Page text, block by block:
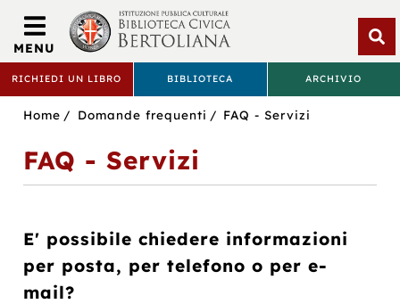
BIBLIOTECA
BERTOLIANA
RICHIEDI UN LIBRO BIBLIOTECA ARCHIVIO
MENU
Bertoliana
Sei
Home Domande frequenti FAQ - Servizi
FAQ - Servizi
E' possibile chiedere informazioni
per posta, per telefono o per e-
mail?